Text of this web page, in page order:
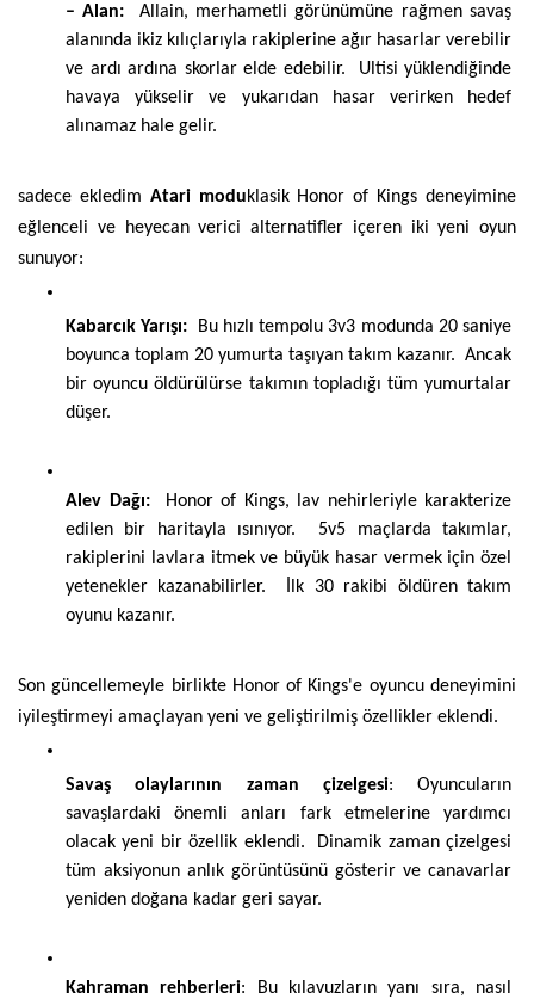
– Alan:
  Allain, merhametli görünümüne rağmen savaş
alanında ikiz kılıçlarıyla rakiplerine ağır hasarlar verebilir
ve ardı ardına skorlar elde edebilir.  Ultisi yüklendiğinde
havaya yükselir ve yukarıdan hasar verirken hedef
alınamaz hale gelir.
sadece ekledim Atari moduklasik Honor of Kings deneyimine
eğlenceli ve heyecan verici alternatifler içeren iki yeni oyun
sunuyor:
Kabarcık Yarışı:
  Bu hızlı tempolu 3v3 modunda 20 saniye
boyunca toplam 20 yumurta taşıyan takım kazanır.  Ancak
bir oyuncu öldürülürse takımın topladığı tüm yumurtalar
düşer.
Alev Dağı:
  Honor of Kings, lav nehirleriyle karakterize
edilen bir haritayla ısınıyor.  5v5 maçlarda takımlar,
rakiplerini lavlara itmek ve büyük hasar vermek için özel
yetenekler kazanabilirler.  İlk 30 rakibi öldüren takım
oyunu kazanır.
Son güncellemeyle birlikte Honor of Kings'e oyuncu deneyimini
iyileştirmeyi amaçlayan yeni ve geliştirilmiş özellikler eklendi.
Savaş olaylarının zaman çizelgesi: Oyuncuların
savaşlardaki önemli anları fark etmelerine yardımcı
olacak yeni bir özellik eklendi.  Dinamik zaman çizelgesi
tüm aksiyonun anlık görüntüsünü gösterir ve canavarlar
yeniden doğana kadar geri sayar.
Kahraman rehberleri: Bu kılavuzların yanı sıra, nasıl